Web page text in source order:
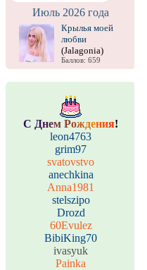
Июль 2026 года
Крылья моей
любви
(Jalagonia)
Баллов: 659
С Днем Рождения!
leon4763
grim97
svatovstvo
anechkina
Anna1981
stelszipo
Drozd
60Evulez
BibiKing70
ivasyuk
Painka